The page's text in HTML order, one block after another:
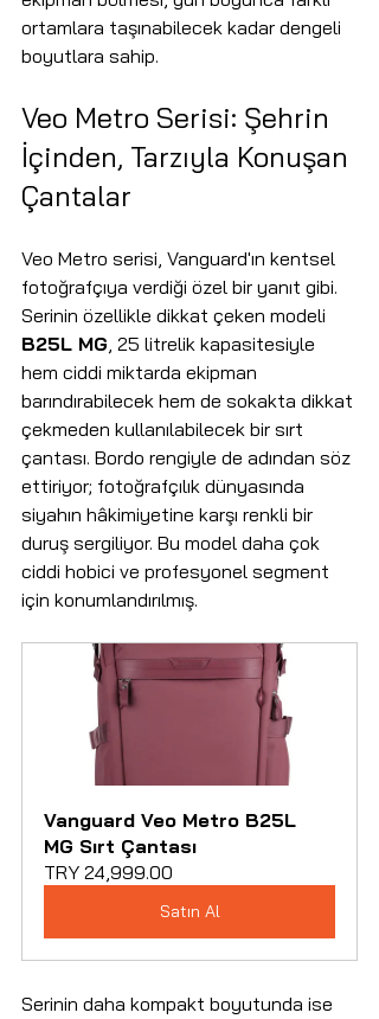
ortamlara taşınabilecek kadar dengeli
boyutlara sahip.
Veo Metro Serisi: Şehrin
İçinden, Tarzıyla Konuşan
Çantalar
Veo Metro serisi, Vanguard'ın kentsel
fotoğrafçıya verdiği özel bir yanıt gibi.
Serinin özellikle dikkat çeken modeli
B25L MG, 25 litrelik kapasitesiyle
hem ciddi miktarda ekipman
barındırabilecek hem de sokakta dikkat
çekmeden kullanılabilecek bir sırt
çantası. Bordo rengiyle de adından söz
ettiriyor; fotoğrafçılık dünyasında
siyahın hâkimiyetine karşı renkli bir
duruş sergiliyor. Bu model daha çok
ciddi hobici ve profesyonel segment
için konumlandırılmış.
Vanguard Veo Metro B25L
MG Sırt Çantası
TRY 24,999.00
Satın Al
Serinin daha kompakt boyutunda ise